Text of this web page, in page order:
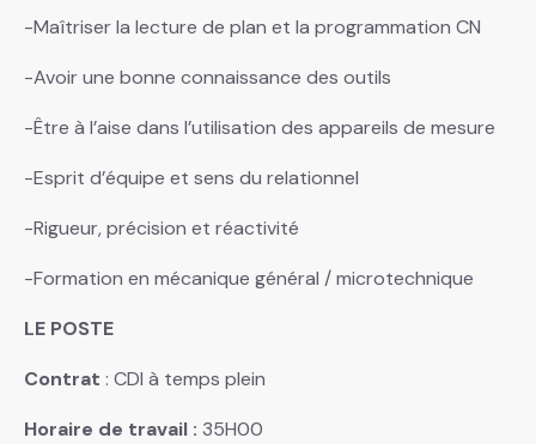
-Maîtriser la lecture de plan et la programmation CN
-Avoir une bonne connaissance des outils
-Être à l’aise dans l’utilisation des appareils de mesure
-Esprit d’équipe et sens du relationnel
-Rigueur, précision et réactivité
-Formation en mécanique général / microtechnique
LE POSTE
Contrat : CDI à temps plein
Horaire de travail : 35H00